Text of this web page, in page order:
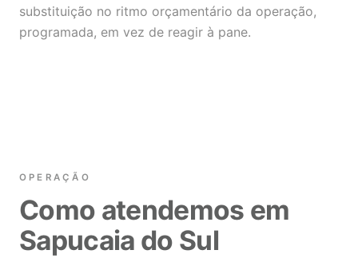
substituição no ritmo orçamentário da operação,
programada, em vez de reagir à pane.
OPERAÇÃO
Como atendemos em
Sapucaia do Sul